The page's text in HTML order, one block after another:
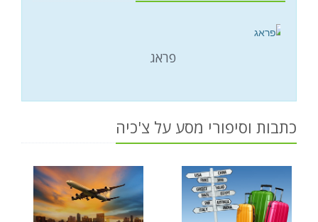
פראג
כתבות וסיפורי מסע על צ'כיה